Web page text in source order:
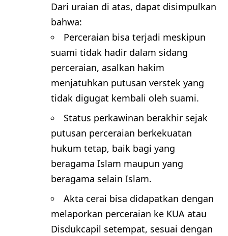
Dari uraian di atas, dapat disimpulkan
bahwa:
Perceraian bisa terjadi meskipun
suami tidak hadir dalam sidang
perceraian, asalkan hakim
menjatuhkan putusan verstek yang
tidak digugat kembali oleh suami.
Status perkawinan berakhir sejak
putusan perceraian berkekuatan
hukum tetap, baik bagi yang
beragama Islam maupun yang
beragama selain Islam.
Akta cerai bisa didapatkan dengan
melaporkan perceraian ke KUA atau
Disdukcapil setempat, sesuai dengan